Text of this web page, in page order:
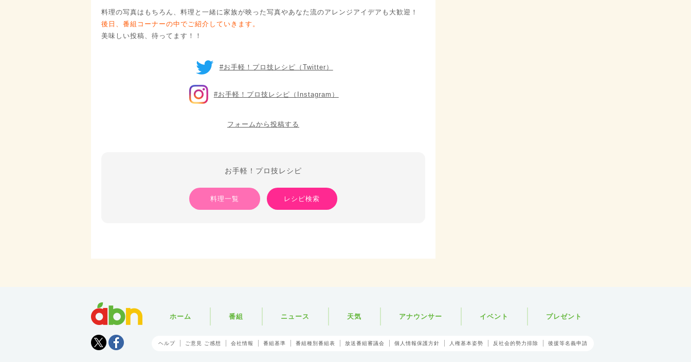
料理の写真はもちろん、料理と一緒に家族が映った写真やあなた流のアレンジアイデアも大歓迎！
後日、番組コーナーの中でご紹介していきます。
美味しい投稿、待ってます！！
#お手軽！プロ技レシピ（Twitter）
#お手軽！プロ技レシピ（Instagram）
フォームから投稿する
お手軽！プロ技レシピ
料理一覧 レシピ検索
Tweet
ホーム 番組 ニュース 天気 アナウンサー イベント プレゼント
ヘルプ ご意見 ご感想 会社情報 番組基準 番組種別番組表 放送番組審議会 個人情報保護方針 人権基本姿勢 反社会的勢力排除 後援等名義申請